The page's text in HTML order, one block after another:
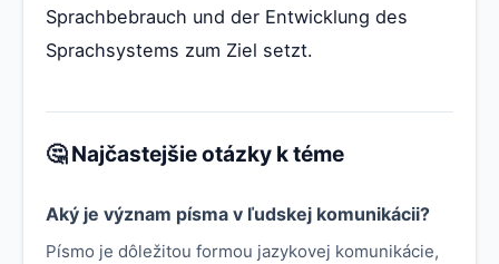
Sprachbebrauch und der Entwicklung des
Sprachsystems zum Ziel setzt.
🤔 Najčastejšie otázky k téme
Aký je význam písma v ľudskej komunikácii?
Písmo je dôležitou formou jazykovej komunikácie,